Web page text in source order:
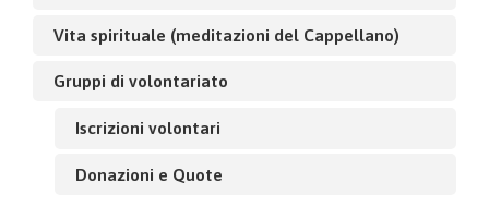
Vita spirituale (meditazioni del Cappellano)
Gruppi di volontariato
Iscrizioni volontari
Donazioni e Quote